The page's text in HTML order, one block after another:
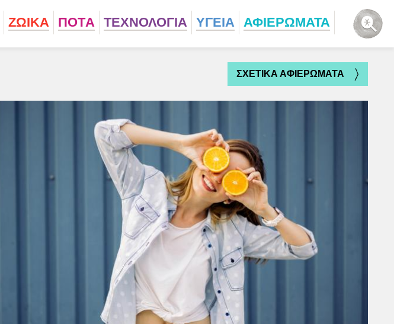
ΖΩΙΚA ΠΟΤA ΤΕΧΝΟΛΟΓΙΑ ΥΓΕΙΑ ΑΦΙΕΡΩΜΑΤΑ
ΣΧΕΤΙΚΑ ΑΦΙΕΡΩΜΑΤΑ